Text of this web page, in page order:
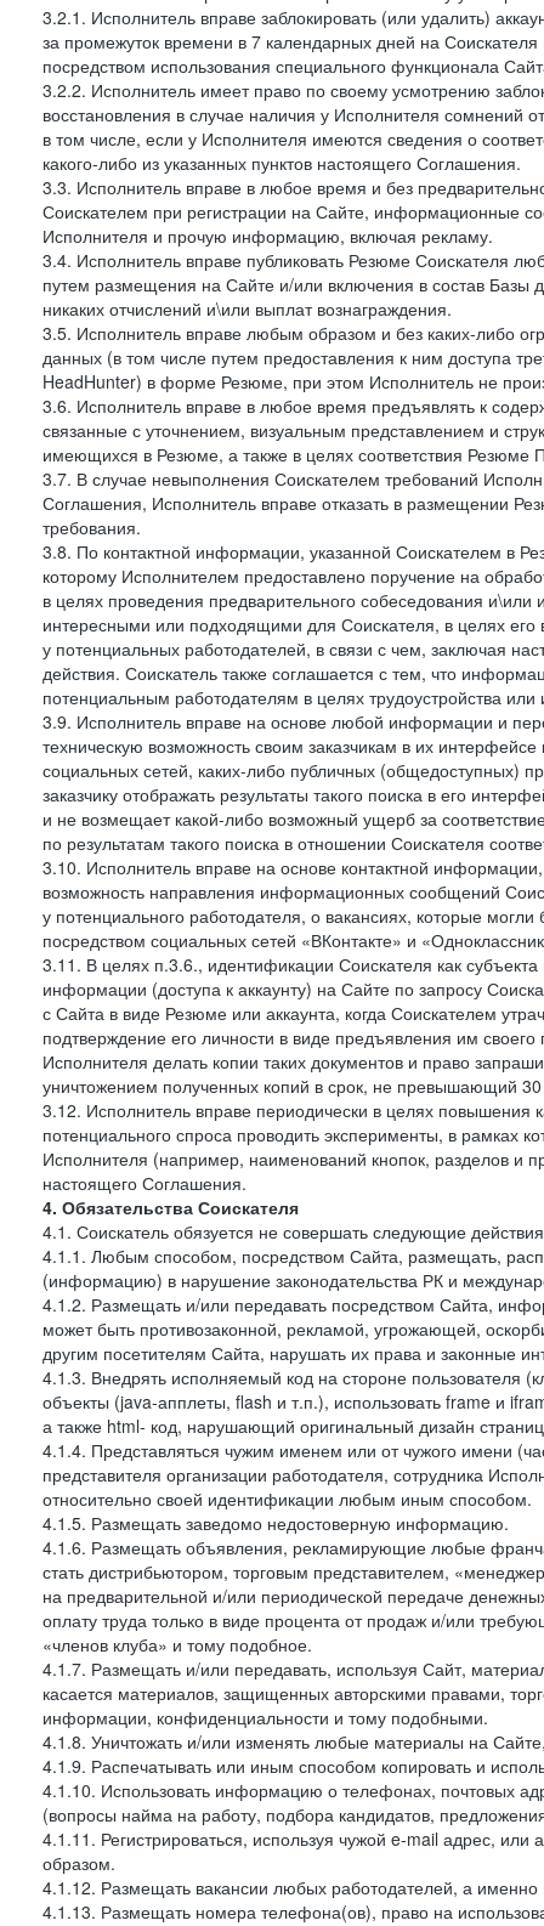
3.2.1. Исполнитель вправе заблокировать (или удалить)
за промежуток времени в 7 календарных дней на
посредством использования специального функционала
3.2.2. Исполнитель имеет право по своему усмотрению
восстановления в случае наличия у Исполнителя сомнений
в том числе, если у Исполнителя имеются сведения о
какого-либо из указанных пунктов настоящего Соглашения.
3.3. Исполнитель вправе в любое время и без
Соискателем при регистрации на Сайте, информационные
Исполнителя и прочую информацию, включая рекламу.
3.4. Исполнитель вправе публиковать Резюме Соискателя
путем размещения на Сайте и/или включения в состав Базы
никаких отчислений и\или выплат вознаграждения.
3.5. Исполнитель вправе любым образом и без каких-либо
данных (в том числе путем предоставления к ним доступа
HeadHunter) в форме Резюме, при этом Исполнитель не
3.6. Исполнитель вправе в любое время предъявлять к
связанные с уточнением, визуальным представлением и
имеющихся в Резюме, а также в целях соответствия
3.7. В случае невыполнения Соискателем требований
Соглашения, Исполнитель вправе отказать в размещении
требования.
3.8. По контактной информации, указанной Соискателем в
которому Исполнителем предоставлено поручение на
в целях проведения предварительного собеседования
интересными или подходящими для Соискателя, в целях его
у потенциальных работодателей, в связи с чем, заключая
действия. Соискатель также соглашается с тем, что
потенциальным работодателям в целях трудоустройства
3.9. Исполнитель вправе на основе любой информации и
техническую возможность своим заказчикам в их
социальных сетей, каких-либо публичных (общедоступных)
заказчику отображать результаты такого поиска в его
и не возмещает какой-либо возможный ущерб за
по результатам такого поиска в отношении Соискателя
3.10. Исполнитель вправе на основе контактной
возможность направления информационных сообщений
у потенциального работодателя, о вакансиях, которые
посредством социальных сетей «ВКонтакте» и
3.11. В целях п.3.6., идентификации Соискателя как
информации (доступа к аккаунту) на Сайте по запросу
с Сайта в виде Резюме или аккаунта, когда Соискателем
подтверждение его личности в виде предъявления им
Исполнителя делать копии таких документов и право
уничтожением полученных копий в срок, не превышающий
3.12. Исполнитель вправе периодически в целях повышения
потенциального спроса проводить эксперименты, в рамках
Исполнителя (например, наименований кнопок, разделов и
настоящего Соглашения.
4. Обязательства Соискателя
4.1. Соискатель обязуется не совершать следующие
4.1.1. Любым способом, посредством Сайта, размещать,
(информацию) в нарушение законодательства РК и
4.1.2. Размещать и/или передавать посредством Сайта,
может быть противозаконной, рекламой, угрожающей,
другим посетителям Сайта, нарушать их права и законные
4.1.3. Внедрять исполняемый код на стороне пользователя
объекты (java-апплеты, flash и т.п.), использовать frame и
а также html- код, нарушающий оригинальный дизайн
4.1.4. Представляться чужим именем или от чужого имени
представителя организации работодателя, сотрудника
относительно своей идентификации любым иным способом.
4.1.5. Размещать заведомо недостоверную информацию.
4.1.6. Размещать объявления, рекламирующие любые
стать дистрибьютором, торговым представителем,
на предварительной и/или периодической передаче
оплату труда только в виде процента от продаж и/или
«членов клуба» и тому подобное.
4.1.7. Размещать и/или передавать, используя Сайт,
касается материалов, защищенных авторскими правами,
информации, конфиденциальности и тому подобными.
4.1.8. Уничтожать и/или изменять любые материалы на
4.1.9. Распечатывать или иным способом копировать и
4.1.10. Использовать информацию о телефонах, почтовых
(вопросы найма на работу, подбора кандидатов,
4.1.11. Регистрироваться, используя чужой e-mail адрес,
образом.
4.1.12. Размещать вакансии любых работодателей, а
4.1.13. Размещать номера телефона(ов), право на